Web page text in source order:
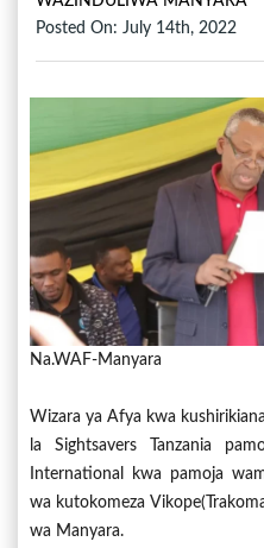
Posted On: July 14th, 2022
Na.WAF-Manyara
Wizara ya Afya kwa
la Sightsavers Tanzania
International kwa pamoja
wa kutokomeza
wa Manyara.